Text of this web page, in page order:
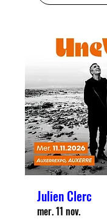
Julien Clerc
mer. 11 nov.